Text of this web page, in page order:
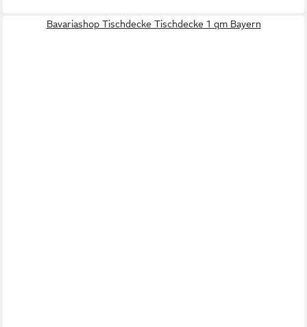
Bavariashop Tischdecke Tischdecke 1 qm Bayern